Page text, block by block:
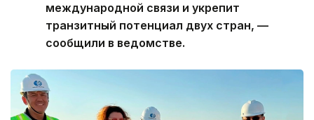
международной связи и укрепит
транзитный потенциал двух стран, —
сообщили в ведомстве.